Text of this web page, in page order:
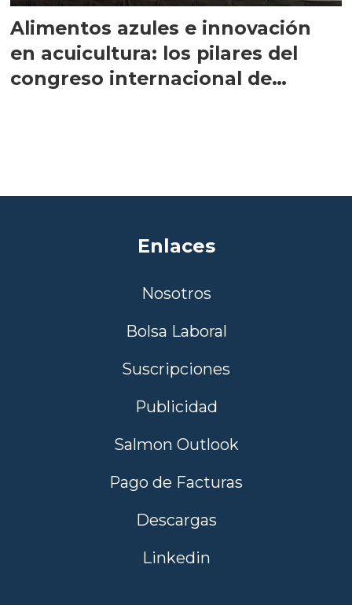
Alimentos azules e innovación
en acuicultura: los pilares del
congreso internacional de
Enlaces
Nosotros
Bolsa Laboral
Suscripciones
Publicidad
Salmon Outlook
Pago de Facturas
Descargas
Linkedin